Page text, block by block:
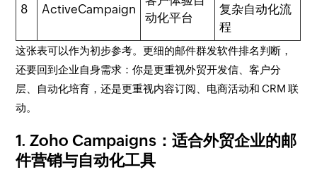
8 ActiveCampaign
动化平台
复杂自动化流
程
这张表可以作为初步参考。更细的邮件群发软件排名判断，
还要回到企业自身需求：你是更重视外贸开发信、客户分
层、自动化培育，还是更重视内容订阅、电商活动和 CRM 联
动。
1. Zoho Campaigns：适合外贸企业的邮
件营销与自动化工具